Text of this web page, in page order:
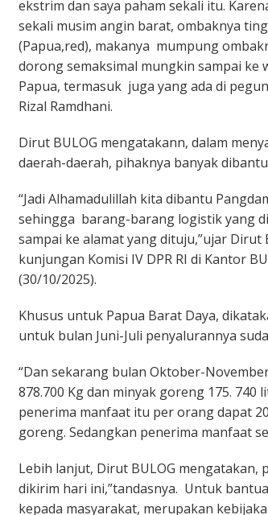
ekstrim dan saya paham sekali itu.
sekali musim angin barat, ombaknya
(Papua,red), makanya mumpung
dorong semaksimal mungkin sampai ke
Papua, termasuk juga yang ada di
Rizal Ramdhani.
Dirut BULOG mengatakann, dalam
daerah-daerah, pihaknya banyak
“Jadi Alhamadulillah kita dibantu
sehingga barang-barang logistik yang
sampai ke alamat yang dituju,”ujar Dirut
kunjungan Komisi IV DPR RI di Kantor
(30/10/2025).
Khusus untuk Papua Barat Daya,
untuk bulan Juni-Juli penyalurannya
“Dan sekarang bulan Oktober-
878.700 Kg dan minyak goreng 175. 740
penerima manfaat itu per orang dapat
goreng. Sedangkan penerima manfaat
Lebih lanjut, Dirut BULOG mengatakan,
dikirim hari ini,”tandasnya. Untuk
kepada masyarakat, merupakan